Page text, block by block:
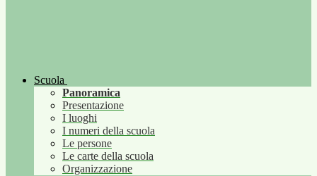
Scuola
Panoramica
Presentazione
I luoghi
I numeri della scuola
Le persone
Le carte della scuola
Organizzazione